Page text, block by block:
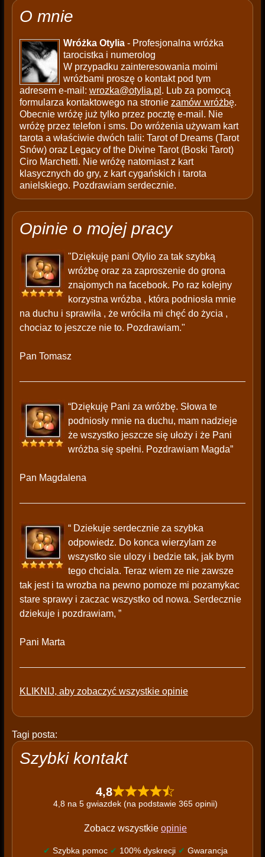
O mnie
Wróżka Otylia- Profesjonalna wróżka
tarocistka i numerolog
W przypadku zainteresowania moimi
wróżbami proszę o kontakt pod tym
adresem e-mail: wrozka@otylia.pl . Lub za pomocą
formularza kontaktowego na stronie zamów wróżbę.
Obecnie wróżę już tylko przez pocztę e-mail. Nie
wróżę przez telefon i sms. Do wróżenia używam kart
tarota a właściwie dwóch talii: Tarot of Dreams (Tarot
Snów) oraz Legacy of the Divine Tarot (Boski Tarot)
Ciro Marchetti. Nie wróżę natomiast z kart
klasycznych do gry, z kart cygańskich i tarota
anielskiego. Pozdrawiam serdecznie.
Opinie o mojej pracy
"Dziękuję pani Otylio za tak szybką
wróżbę oraz za zaproszenie do grona
znajomych na facebook. Po raz kolejny
korzystna wróżba , która podniosła mnie
na duchu i sprawiła , że wróciła mi chęć do życia ,
chociaz to jeszcze nie to. Pozdrawiam."
Pan Tomasz
“Dziękuję Pani za wróżbę. Słowa te
podniosły mnie na duchu, mam nadzieje
że wszystko jeszcze się ułoży i że Pani
wróżba się spełni. Pozdrawiam Magda”
Pan Magdalena
“ Dziekuje serdecznie za szybka
odpowiedz. Do konca wierzylam ze
wszystko sie ulozy i bedzie tak, jak bym
tego chciala. Teraz wiem ze nie zawsze
tak jest i ta wrozba na pewno pomoze mi pozamykac
stare sprawy i zaczac wszystko od nowa. Serdecznie
dziekuje i pozdrawiam, ”
Pani Marta
KLIKNIJ, aby zobaczyć wszystkie opinie
Tagi posta:
Szybki kontakt
4,8
4,8 na 5 gwiazdek (na podstawie 365 opinii)
Zobacz wszystkie opinie
✔ Szybka pomoc ✔ 100% dyskrecji ✔ Gwarancja